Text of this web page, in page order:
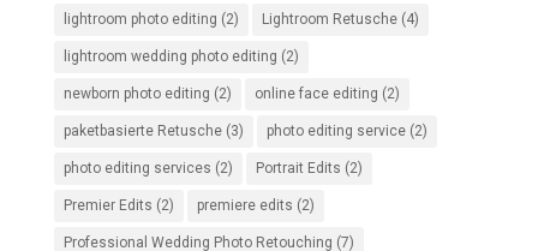
lightroom photo editing (2) Lightroom Retusche(4)
lightroom wedding photo editing (2)
newborn photo editing (2) online face editing (2)
paketbasierte Retusche(3) photo editing service(2)
photo editing services (2) Portrait Edits (2)
Premier Edits (2) premiere edits (2)
Professional Wedding Photo Retouching (7)